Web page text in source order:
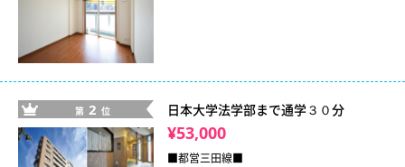
第 2 位 日本大学法学部まで通学３０分
¥53,000
■都営三田線■